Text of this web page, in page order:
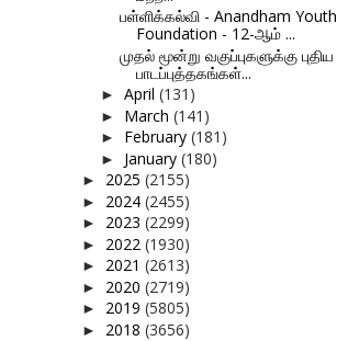
பள்ளிக்கல்வி - Anandham Youth
Foundation - 12-ஆம் ...
முதல் மூன்று வகுப்புகளுக்கு புதிய
பாடப்புத்தகங்கள்...
► April (131)
► March (141)
► February (181)
► January (180)
► 2025 (2155)
► 2024 (2455)
► 2023 (2299)
► 2022 (1930)
► 2021 (2613)
► 2020 (2719)
► 2019 (5805)
► 2018 (3656)